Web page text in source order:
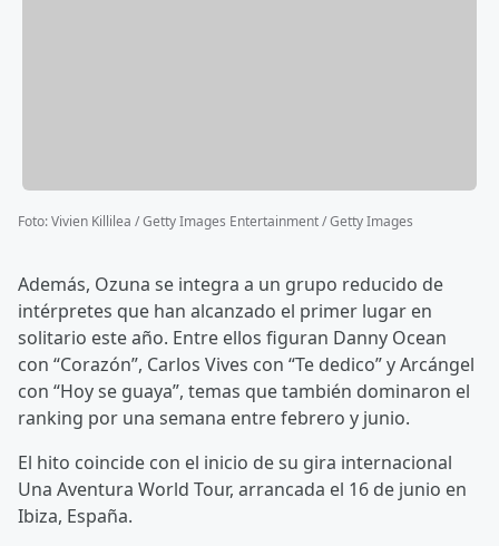
Foto:Vivien Killilea / Getty Images Entertainment / Getty Images
Además, Ozuna se integra a un grupo reducido de
intérpretes que han alcanzado el primer lugar en
solitario este año. Entre ellos figuran Danny Ocean
con “Corazón”, Carlos Vives con “Te dedico” y Arcángel
con “Hoy se guaya”, temas que también dominaron el
ranking por una semana entre febrero y junio.
El hito coincide con el inicio de su gira internacional
Una Aventura World Tour, arrancada el 16 de junio en
Ibiza, España.